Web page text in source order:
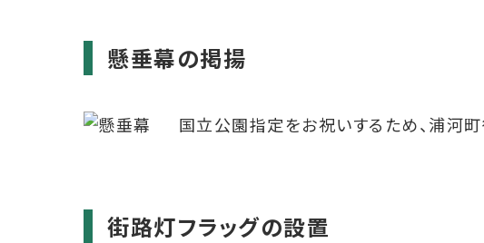
懸垂幕の掲揚
国立公園指定をお祝いするため、浦河
街路灯フラッグの設置